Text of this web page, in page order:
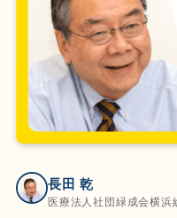
長田 乾
医療法人社団緑成会横